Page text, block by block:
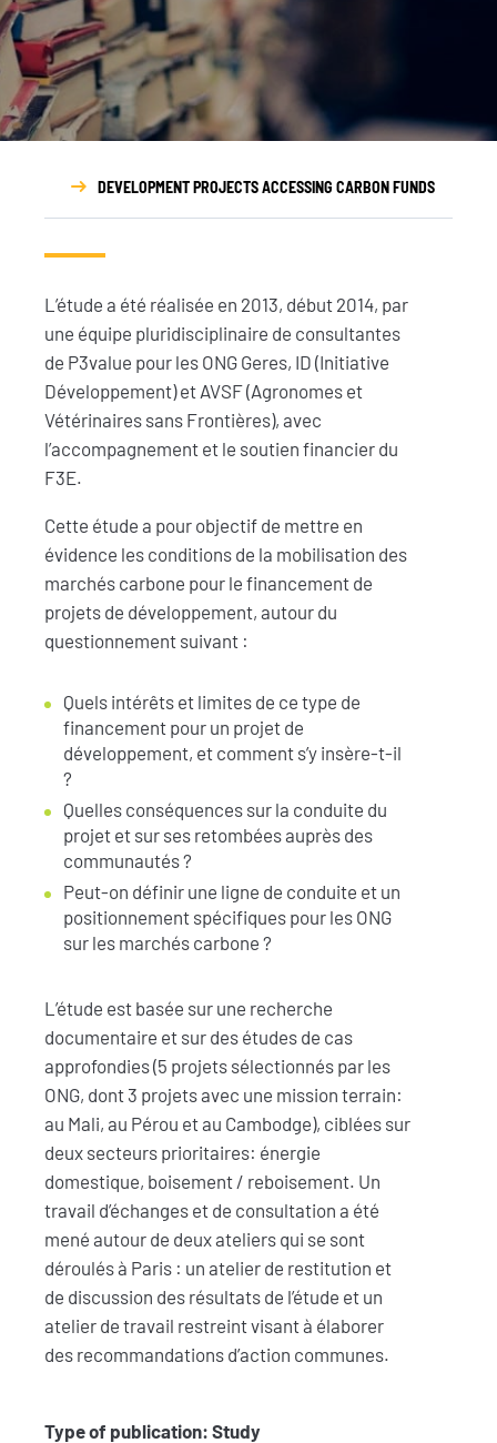
DEVELOPMENT PROJECTS ACCESSING CARBON FUNDS
L’étude a été réalisée en 2013, début 2014, par
une équipe pluridisciplinaire de consultantes
de P3value pour les ONG Geres, ID (Initiative
Développement) et AVSF (Agronomes et
Vétérinaires sans Frontières), avec
l’accompagnement et le soutien financier du
F3E.
Cette étude a pour objectif de mettre en
évidence les conditions de la mobilisation des
marchés carbone pour le financement de
projets de développement, autour du
questionnement suivant :
Quels intérêts et limites de ce type de
financement pour un projet de
développement, et comment s’y insère-t-il
?
Quelles conséquences sur la conduite du
projet et sur ses retombées auprès des
communautés ?
Peut-on définir une ligne de conduite et un
positionnement spécifiques pour les ONG
sur les marchés carbone ?
L’étude est basée sur une recherche
documentaire et sur des études de cas
approfondies (5 projets sélectionnés par les
ONG, dont 3 projets avec une mission terrain:
au Mali, au Pérou et au Cambodge), ciblées sur
deux secteurs prioritaires: énergie
domestique, boisement / reboisement. Un
travail d’échanges et de consultation a été
mené autour de deux ateliers qui se sont
déroulés à Paris : un atelier de restitution et
de discussion des résultats de l’étude et un
atelier de travail restreint visant à élaborer
des recommandations d’action communes.
Type of publication: Study